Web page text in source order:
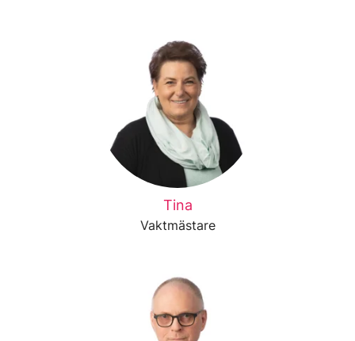
Tina
Vaktmästare